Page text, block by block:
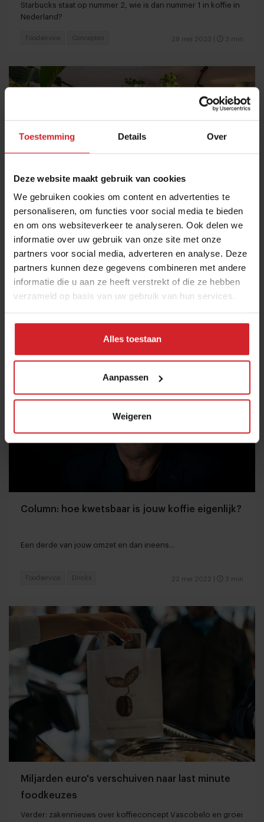
Toestemming Details Over
Deze website maakt gebruik van cookies
We gebruiken cookies om content en advertenties te
personaliseren, om functies voor social media te bieden
en om ons websiteverkeer te analyseren. Ook delen we
informatie over uw gebruik van onze site met onze
partners voor social media, adverteren en analyse. Deze
partners kunnen deze gegevens combineren met andere
informatie die u aan ze heeft verstrekt of die ze hebben
verzameld op basis van uw gebruik van hun services.
Alles toestaan
Aanpassen
Weigeren
Starbucks staat op nummer 2, wie is dan nummer 1 in koffie in
Nederland?
28 mei 2023 3 min
Foodservice Concepten
HH Group neemt concept CoffeeLab over
Verder zakennieuws over groei van aantal foodtrucks en
snelle drankbezorging
Column: hoe kwetsbaar is jouw koffie eigenlijk?
Een derde van jouw omzet en dan ineens...
22 mei 2022 3 min
Foodservice Drinks
Miljarden euro's verschuiven naar last minute
foodkeuzes
Verder: zakennieuws over koffieconcept Vascobelo en groei